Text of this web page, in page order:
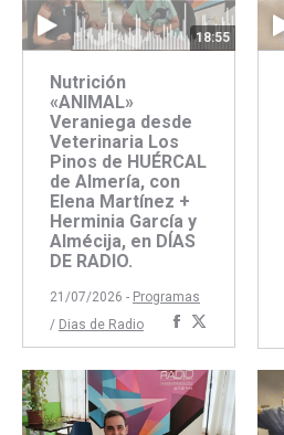
18:55
Nutrición
«ANIMAL»
Veraniega desde
Veterinaria Los
Pinos de HUÉRCAL
de Almería, con
Elena Martínez +
Herminia García y
Almécija, en DÍAS
DE RADIO.
21/07/2026 - Programas
/ Dias de Radio
Compartir
con
Facebook
con
Twitter